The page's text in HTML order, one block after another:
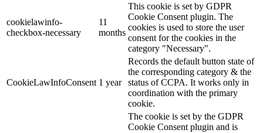
cookielawinfo-
checkbox-necessary
11
months
This cookie is set by GDPR
Cookie Consent plugin. The
cookies is used to store the user
consent for the cookies in the
category "Necessary".
CookieLawInfoConsent 1 year
Records the default button state of
the corresponding category & the
status of CCPA. It works only in
coordination with the primary
cookie.
The cookie is set by the GDPR
Cookie Consent plugin and is